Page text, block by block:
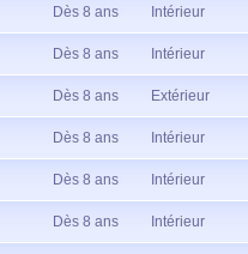
Dès 8 ans Intérieur
Dès 8 ans Intérieur
Dès 8 ans Extérieur
Dès 8 ans Intérieur
Dès 8 ans Intérieur
Dès 8 ans Intérieur